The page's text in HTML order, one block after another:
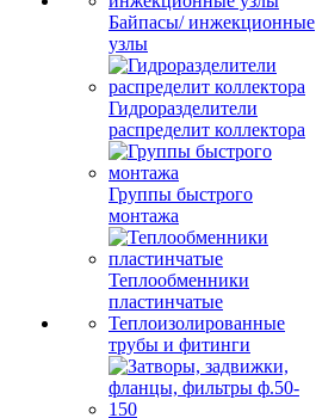
Байпасы/ инжекционные
узлы
Гидроразделители
распределит коллектора
Группы быстрого
монтажа
Теплообменники
пластинчатые
Теплоизолированные
трубы и фитинги